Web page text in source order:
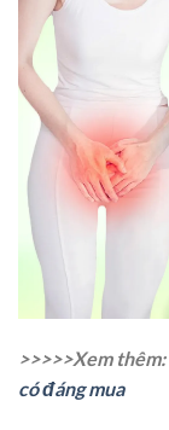
>>>>>Xem thêm:
có đáng mua